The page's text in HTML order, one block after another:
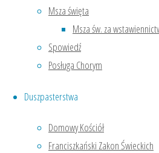
Msza święta
Msza św. za
Spowiedź
Posługa Chorym
Duszpasterstwa
Domowy Kościół
Franciszkański Zakon Świeckich
pw. Matki Bożej przy Żłóbku
Plac Andrzeja Glabera 4
63-740 KOBYLIN
tel.: +48 / 65 54 824 26
klasztor@franciszkanie-
Mapa